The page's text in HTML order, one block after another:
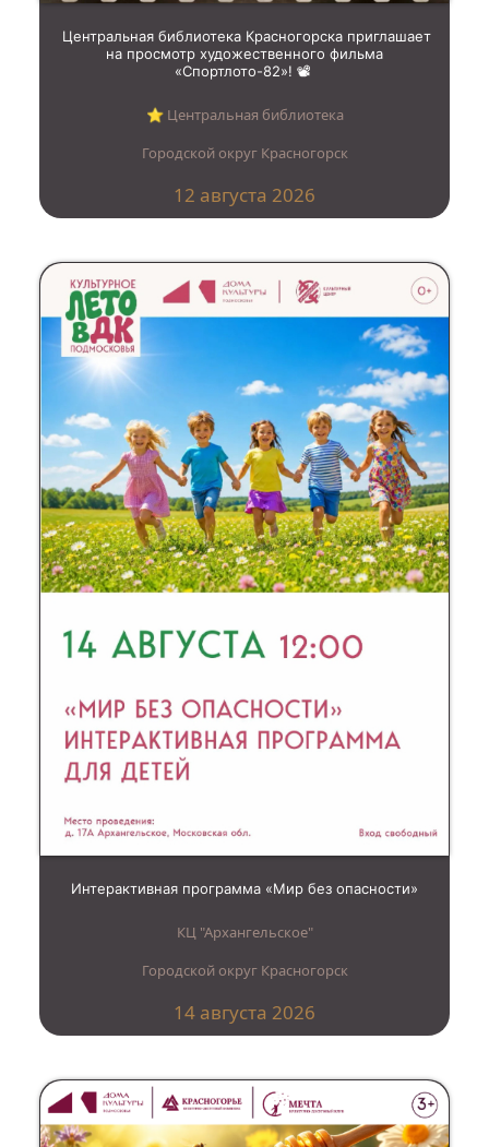
Центральная библиотека Красногорска приглашает
на просмотр художественного фильма
«Спортлото-82»! 📽️
⭐︎ Центральная библиотека
Городской округ Красногорск
12 августа 2026
Интерактивная программа «Мир без опасности»
КЦ "Архангельское"
Городской округ Красногорск
14 августа 2026